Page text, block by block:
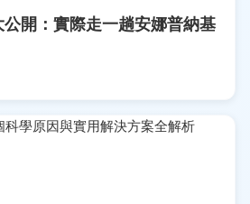
公開：實際走一趟安娜普納基